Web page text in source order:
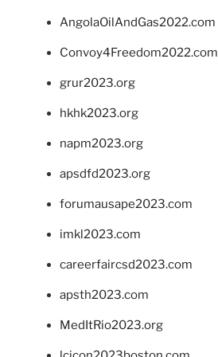
AngolaOilAndGas2022.com
Convoy4Freedom2022.com
grur2023.org
hkhk2023.org
napm2023.org
apsdfd2023.org
forumausape2023.com
imkl2023.com
careerfaircsd2023.com
apsth2023.com
MedItRio2023.org